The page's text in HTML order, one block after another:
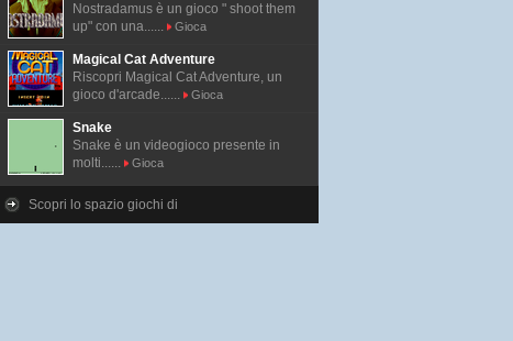
Nostradamus è un gioco " shoot them
up" con una......
Gioca
Magical Cat Adventure
Riscopri Magical Cat Adventure, un
gioco d'arcade......
Gioca
Snake
Snake è un videogioco presente in
molti......
Gioca
Scopri lo spazio giochi di